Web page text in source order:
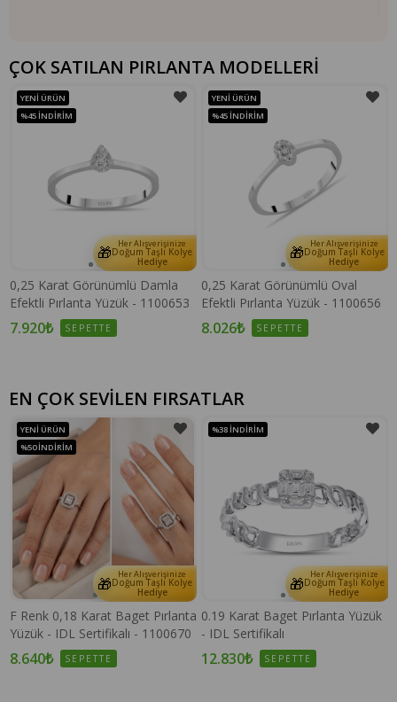
ÇOK SATILAN PIRLANTA MODELLERİ
🎁 Her Alışverişinize
Doğum Taşlı Kolye
Hediye
0,25 Karat Görünümlü Damla
Efektli Pırlanta Yüzük - 1100653
7.920₺ SEPETTE
YENI ÜRÜN
%45 İNDIRIM
🎁 Her Alışverişinize
Doğum Taşlı Kolye
Hediye
0,25 Karat Görünümlü Oval
Efektli Pırlanta Yüzük - 1100656
8.026₺ SEPETTE
YENI ÜRÜN
%45 İNDIRIM
EN ÇOK SEVİLEN FIRSATLAR
🎁 Her Alışverişinize
Doğum Taşlı Kolye
Hediye
F Renk 0,18 Karat Baget Pırlanta
Yüzük - IDL Sertifikalı - 1100670
8.640₺ SEPETTE
YENI ÜRÜN
%50 İNDIRIM
🎁 Her Alışverişinize
Doğum Taşlı Kolye
Hediye
0.19 Karat Baget Pırlanta Yüzük
- IDL Sertifikalı
12.830₺ SEPETTE
%38 İNDIRIM